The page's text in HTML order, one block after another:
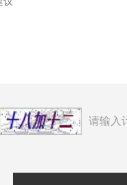
请输入